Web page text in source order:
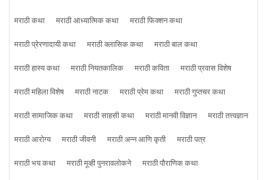
मराठी कथा मराठी आध्यात्मिक कथा
मराठी फिक्शन कथा
मराठी प्रेरणादायी कथा
मराठी क्लासिक कथा
मराठी बाल कथा
मराठी हास्य कथा
मराठी नियतकालिक मराठी कविता
मराठी प्रवास विशेष
मराठी महिला विशेष
मराठी नाटक मराठी प्रेम कथा
मराठी गुप्तचर कथा
मराठी सामाजिक कथा
मराठी साहसी कथा मराठी मानवी विज्ञान
मराठी तत्त्वज्ञान
मराठी आरोग्य
मराठी जीवनी मराठी अन्न आणि कृती
मराठी पत्र
मराठी भय कथा
मराठी मूव्ही पुनरावलोकने
मराठी पौराणिक कथा